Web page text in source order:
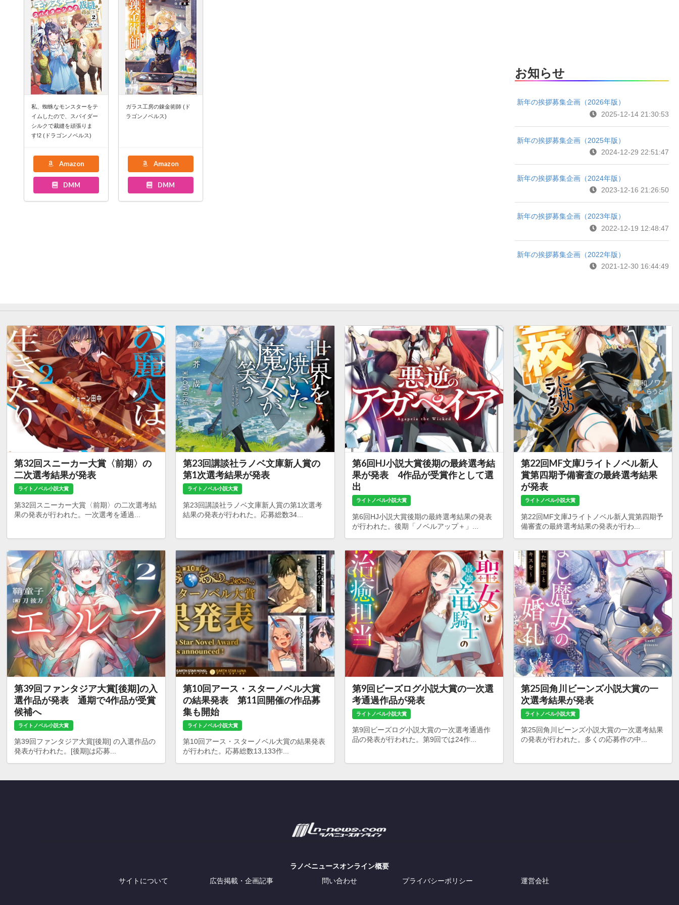
私、蜘蛛なモンスターをテ
イムしたので、スパイダー
シルクで裁縫を頑張りま
す!2 (ドラゴンノベルス)
Amazon
DMM
ガラス工房の錬金術師 (ド
ラゴンノベルス)
Amazon
DMM
お知らせ
新年の挨拶募集企画（2026年版）
2025-12-14 21:30:53
新年の挨拶募集企画（2025年版）
2024-12-29 22:51:47
新年の挨拶募集企画（2024年版）
2023-12-16 21:26:50
新年の挨拶募集企画（2023年版）
2022-12-19 12:48:47
新年の挨拶募集企画（2022年版）
2021-12-30 16:44:49
第32回スニーカー大賞〈前期〉の
二次選考結果が発表
ライトノベル小説大賞
第32回スニーカー大賞〈前期〉の二次選考結
果の発表が行われた。一次選考を通過...
第23回講談社ラノベ文庫新人賞の
第1次選考結果が発表
ライトノベル小説大賞
第23回講談社ラノベ文庫新人賞の第1次選考
結果の発表が行われた。応募総数34...
第6回HJ小説大賞後期の最終選考結
果が発表 4作品が受賞作として選
出
ライトノベル小説大賞
第6回HJ小説大賞後期の最終選考結果の発表
が行われた。後期「ノベルアップ＋」...
第22回MF文庫Jライトノベル新人
賞第四期予備審査の最終選考結果
が発表
ライトノベル小説大賞
第22回MF文庫Jライトノベル新人賞第四期予
備審査の最終選考結果の発表が行わ...
第39回ファンタジア大賞[後期]の入
選作品が発表 通期で4作品が受賞
候補へ
ライトノベル小説大賞
第39回ファンタジア大賞[後期] の入選作品の
発表が行われた。[後期]は応募...
第10回アース・スターノベル大賞
の結果発表 第11回開催の作品募
集も開始
ライトノベル小説大賞
第10回アース・スターノベル大賞の結果発表
が行われた。応募総数13,133作...
第9回ビーズログ小説大賞の一次選
考通過作品が発表
ライトノベル小説大賞
第9回ビーズログ小説大賞の一次選考通過作
品の発表が行われた。第9回では24作...
第25回角川ビーンズ小説大賞の一
次選考結果が発表
ライトノベル小説大賞
第25回角川ビーンズ小説大賞の一次選考結果
の発表が行われた。多くの応募作の中...
ラノベニュースオンライン概要
サイトについて
広告掲載・企画記事 問い合わせ プライバシーポリシー 運営会社